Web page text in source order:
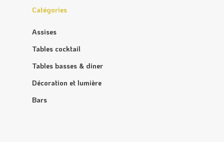
Catégories
Assises
Tables cocktail
Tables basses & diner
Décoration et lumière
Bars